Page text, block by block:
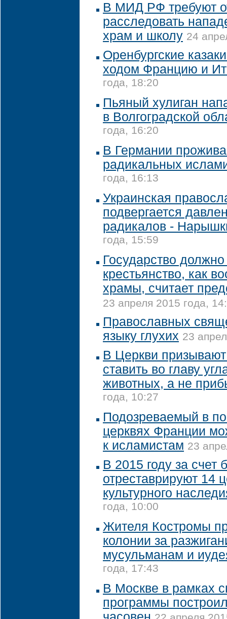
В МИД РФ требуют
расследовать
храм и школу 24
Оренбургские
ходом Францию и
года, 18:20
Пьяный хулиган
в Волгоградской
года, 16:20
В Германии
радикальных
года, 16:13
Украинская
подвергается
радикалов -
года, 15:59
Государство
крестьянство, как
храмы, считает
23 апреля 2015 года,
Православных
языку глухих 23
В Церкви
ставить во главу
животных, а не
года, 10:27
Подозреваемый в
церквях Франции
к исламистам 23
В 2015 году за
отреставрируют 14
культурного
года, 10:00
Жителя Костромы
колонии за
мусульманам и
года, 17:43
В Москве в рамках
программы